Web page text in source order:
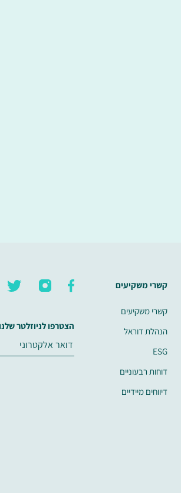
קשרי משקיעים
קשרי משקיעים
הנהלת דוראל
ESG
דוחות רבעוניים
דיווחים מיידיים
הצטרפו לניוזלטר